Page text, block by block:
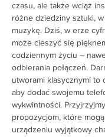
czasu, ale także wciąż
różne dziedziny sztuki,
muzykę. Dziś, w erze
może cieszyć się
codziennym życiu –
odbierania połączeń.
utworami klasycznymi to
aby dodać swojemu
wykwintności.
propozycjom, które
urządzeniu wyjątkowy